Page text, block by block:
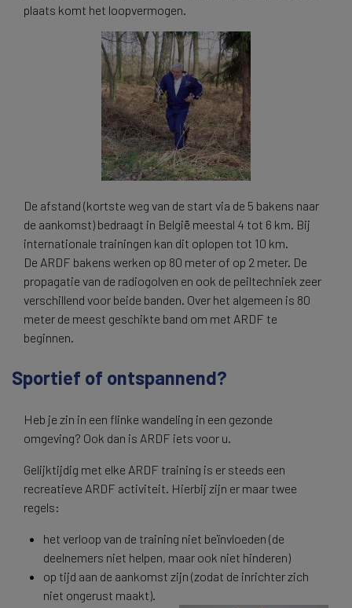
plaats komt het loopvermogen.
De afstand (kortste weg van de start via de 5 bakens naar
de aankomst) bedraagt in België meestal 4 tot 6 km. Bij
internationale trainingen kan dit oplopen tot 10 km.
De ARDF bakens werken op 80 meter of op 2 meter. De
propagatie van de radiogolven en ook de peiltechniek zeer
verschillend voor beide banden. Over het algemeen is 80
meter de meest geschikte band om met ARDF te
beginnen.
Sportief of ontspannend?
Heb je zin in een flinke wandeling in een gezonde
omgeving? Ook dan is ARDF iets voor u.
Gelijktijdig met elke ARDF training is er steeds een
recreatieve ARDF activiteit. Hierbij zijn er maar twee
regels:
het verloop van de training niet beïnvloeden (de
deelnemers niet helpen, maar ook niet hinderen)
op tijd aan de aankomst zijn (zodat de inrichter zich
niet ongerust maakt).